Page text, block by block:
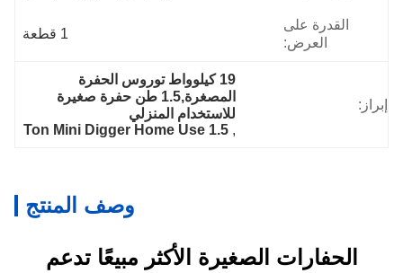
القدرة على
العرض:
1 قطعة
إبراز:
19 كيلوواط توروس الحفرة
المصغرة,1.5 طن حفرة صغيرة
للاستخدام المنزلي
,
1.5 Ton Mini Digger Home Use
وصف المنتج
الحفارات الصغيرة الأكثر مبيعًا تدعم